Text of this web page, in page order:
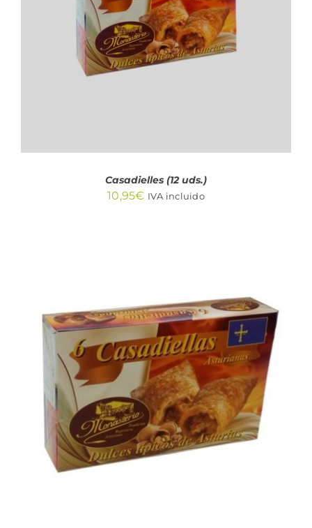
AÑADIR AL CARRITO
/
DETALLES
Casadielles (12 uds.)
10,95€ IVA incluido
AÑADIR AL CARRITO
DETALLES